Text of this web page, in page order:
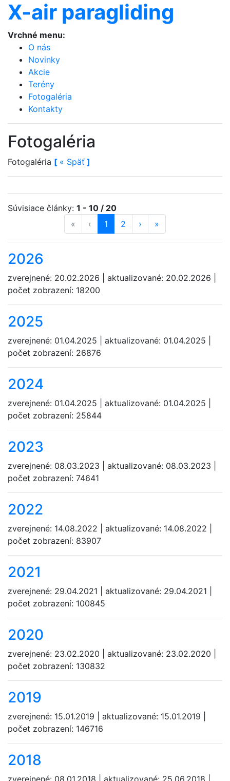
X-air paragliding
Vrchné menu:
O nás
Novinky
Akcie
Terény
Fotogaléria
Kontakty
Fotogaléria
Fotogaléria [ « Späť ]
Súvisiace články: 1 - 10 / 20
« « na začiatok
‹ « späťstrana
1 (aktuálna)
strana
2 ďalej »
› na koniec »
»
2026
zverejnené: 20.02.2026 | aktualizované: 20.02.2026 |
počet zobrazení: 18200
2025
zverejnené: 01.04.2025 | aktualizované: 01.04.2025 |
počet zobrazení: 26876
2024
zverejnené: 01.04.2025 | aktualizované: 01.04.2025 |
počet zobrazení: 25844
2023
zverejnené: 08.03.2023 | aktualizované: 08.03.2023 |
počet zobrazení: 74641
2022
zverejnené: 14.08.2022 | aktualizované: 14.08.2022 |
počet zobrazení: 83907
2021
zverejnené: 29.04.2021 | aktualizované: 29.04.2021 |
počet zobrazení: 100845
2020
zverejnené: 23.02.2020 | aktualizované: 23.02.2020 |
počet zobrazení: 130832
2019
zverejnené: 15.01.2019 | aktualizované: 15.01.2019 |
počet zobrazení: 146716
2018
zverejnené: 08.01.2018 | aktualizované: 25.06.2018 |